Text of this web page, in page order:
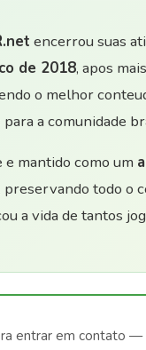
encerrou suas
de 2018, apos
o melhor
a comunidade
e mantido como um
preservando todo o
a vida de tantos
entrar em contato —